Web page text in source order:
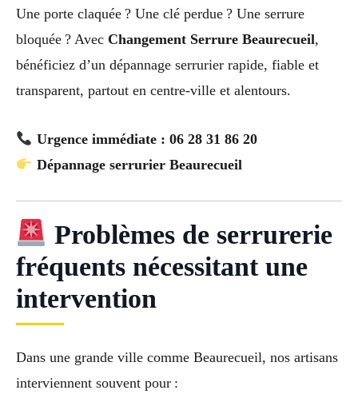
Une porte claquée ? Une clé perdue ? Une serrure
bloquée ? Avec Changement Serrure Beaurecueil,
bénéficiez d’un dépannage serrurier rapide, fiable et
transparent, partout en centre-ville et alentours.
Urgence immédiate : 06 28 31 86 20
Dépannage serrurier Beaurecueil
Problèmes de serrurerie
fréquents nécessitant une
intervention
Dans une grande ville comme Beaurecueil, nos artisans
interviennent souvent pour :